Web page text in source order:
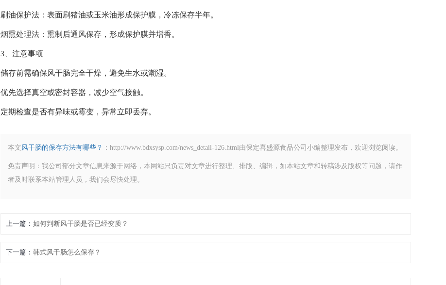
‌刷油保护法‌：表面刷猪油或玉米油形成保护膜，冷冻保存半年。‌‌
‌烟熏处理法‌：熏制后通风保存，形成保护膜并增香。‌‌
3、注意事项
储存前需确保风干肠完全干燥，避免生水或潮湿。‌‌
优先选择真空或密封容器，减少空气接触。‌‌
定期检查是否有异味或霉变，异常立即丢弃。‌‌
本文风干肠的保存方法有哪些？ ：http://www.bdxsysp.com/news_detail-126.html由保定喜盛源食品公司小编整理发布，欢迎浏览阅读。
免责声明：我公司部分文章信息来源于网络，本网站只负责对文章进行整理、排版、编辑，如本站文章和转稿涉及版权等问题，请作
者及时联系本站管理人员，我们会尽快处理。
上一篇 如何判断风干肠是否已经变质？
下一篇 韩式风干肠怎么保存？